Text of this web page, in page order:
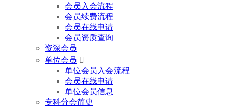
会员入会流程
会员续费流程
会员在线申请
会员资质查询
资深会员
单位会员 
单位会员入会流程
会员在线申请
单位会员信息
专科分会简史